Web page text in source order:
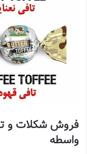
فروش شکلات و
واسطه